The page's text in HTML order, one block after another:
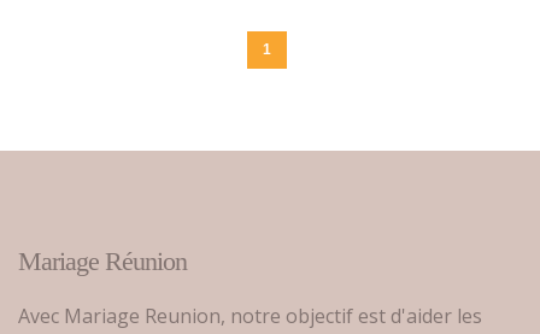
1
Mariage Réunion
Avec Mariage Reunion, notre objectif est d'aider les